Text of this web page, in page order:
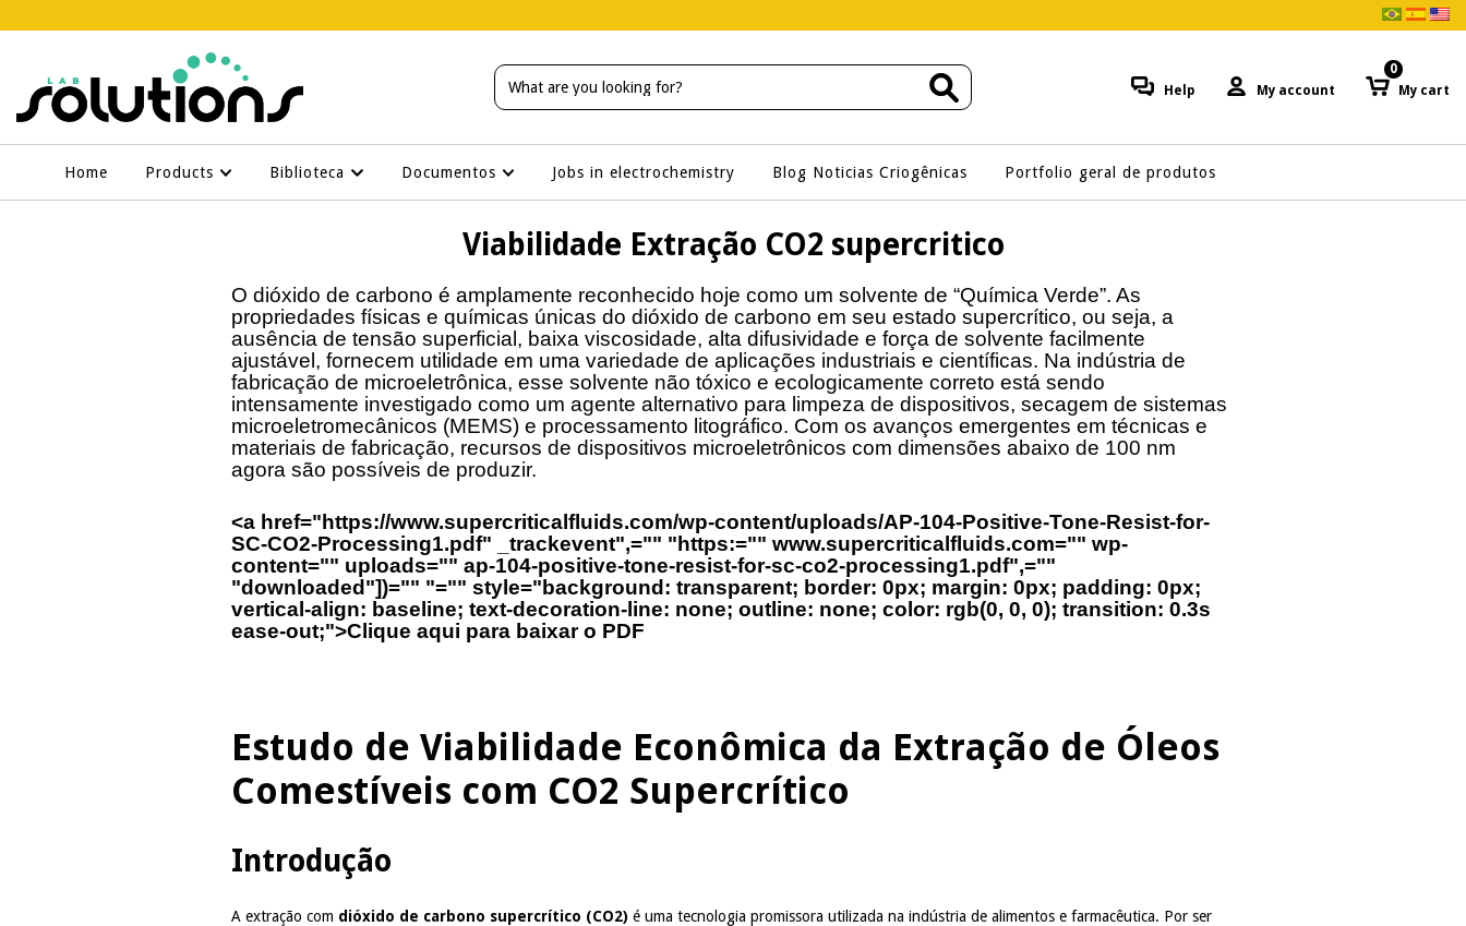
Help My account My cart
0
Home Products Biblioteca Documentos Jobs in electrochemistry Blog Noticias Criogênicas Portfolio geral de produtos
Viabilidade Extração CO2 supercritico
O dióxido de carbono é amplamente reconhecido hoje como um solvente de “Química Verde”. As
propriedades físicas e químicas únicas do dióxido de carbono em seu estado supercrítico, ou seja, a
ausência de tensão superficial, baixa viscosidade, alta difusividade e força de solvente facilmente
ajustável, fornecem utilidade em uma variedade de aplicações industriais e científicas. Na indústria de
fabricação de microeletrônica, esse solvente não tóxico e ecologicamente correto está sendo
intensamente investigado como um agente alternativo para limpeza de dispositivos, secagem de sistemas
microeletromecânicos (MEMS) e processamento litográfico. Com os avanços emergentes em técnicas e
materiais de fabricação, recursos de dispositivos microeletrônicos com dimensões abaixo de 100 nm
agora são possíveis de produzir.
<a href="https://www.supercriticalfluids.com/wp-content/uploads/AP-104-Positive-Tone-Resist-for-
SC-CO2-Processing1.pdf" _trackevent",="" "https:="" www.supercriticalfluids.com="" wp-
content="" uploads="" ap-104-positive-tone-resist-for-sc-co2-processing1.pdf",=""
"downloaded"])="" "="" style="background: transparent; border: 0px; margin: 0px; padding: 0px;
vertical-align: baseline; text-decoration-line: none; outline: none; color: rgb(0, 0, 0); transition: 0.3s
ease-out;">Clique aqui para baixar o PDF
Estudo de Viabilidade Econômica da Extração de Óleos
Comestíveis com CO2 Supercrítico
Introdução
A extração com dióxido de carbono supercrítico (CO2) é uma tecnologia promissora utilizada na indústria de alimentos e farmacêutica. Por ser